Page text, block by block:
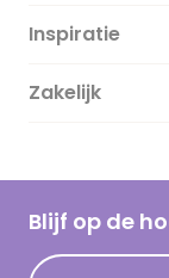
Over ons
Duurzaamheid
Hallmark
Acties
Inspiratie
Magazine
Cadeau
Kaartinspiratie
Zakelijk
Blijf op de